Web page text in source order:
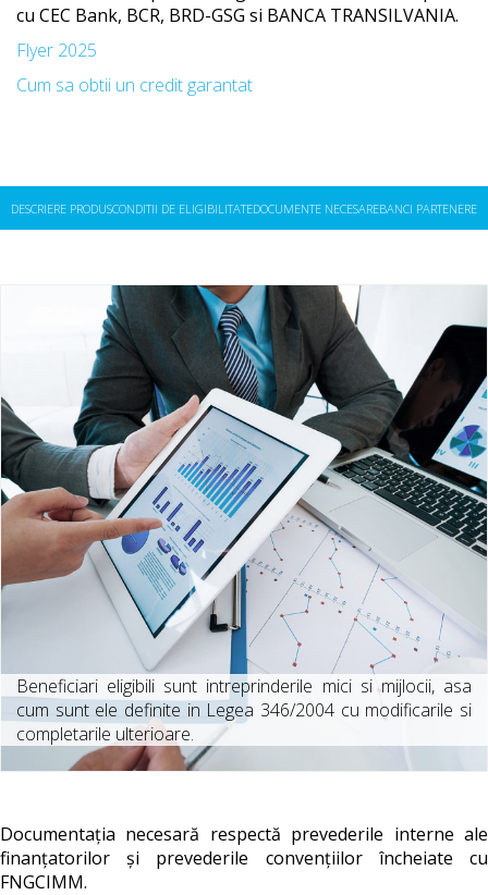
cu CEC Bank, BCR, BRD-GSG si BANCA TRANSILVANIA.
Flyer 2025
Cum sa obtii un credit garantat
DESCRIERE PRODUSCONDITII DE ELIGIBILITATEDOCUMENTE NECESAREBANCI PARTENERE
Beneficiari eligibili sunt intreprinderile mici si mijlocii, asa
cum sunt ele definite in Legea 346/2004 cu modificarile si
completarile ulterioare.
Documentația necesară respectă prevederile interne ale
finanțatorilor și prevederile convențiilor încheiate cu
FNGCIMM.